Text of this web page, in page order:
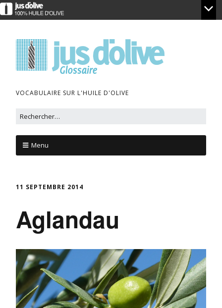
VOCABULAIRE SUR L'HUILE D'OLIVE
Menu
11 SEPTEMBRE 2014
Aglandau